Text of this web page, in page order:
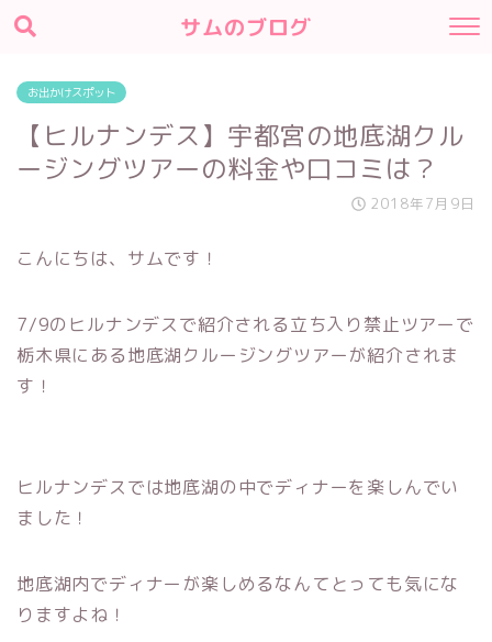
サムのブログ
お出かけスポット
【ヒルナンデス】宇都宮の地底湖クル
ージングツアーの料金や口コミは？
2018年7月9日
こんにちは、サムです！
7/9のヒルナンデスで紹介される立ち入り禁止ツアーで
栃木県にある地底湖クルージングツアーが紹介されま
す！
ヒルナンデスでは地底湖の中でディナーを楽しんでい
ました！
地底湖内でディナーが楽しめるなんてとっても気にな
りますよね！